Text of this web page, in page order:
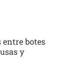
entre botes
y